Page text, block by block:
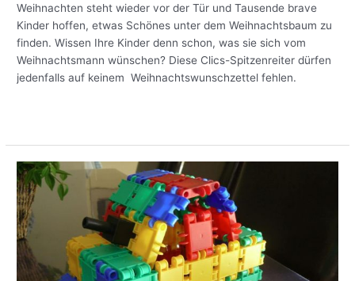
Weihnachten steht wieder vor der Tür und Tausende brave
Kinder hoffen, etwas Schönes unter dem Weihnachtsbaum zu
finden. Wissen Ihre Kinder denn schon, was sie sich vom
Weihnachtsmann wünschen? Diese Clics-Spitzenreiter dürfen
jedenfalls auf keinem Weihnachtswunschzettel fehlen.
Drinnen
spielen
mit
Clics:
ein
Kinderspiel!